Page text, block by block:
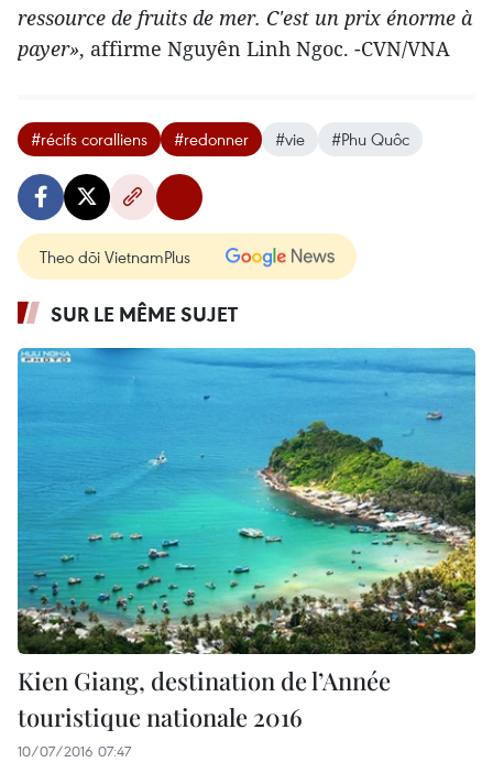
ressource de fruits de mer. C'est un prix énorme à
payer», affirme Nguyên Linh Ngoc. -CVN/VNA
#récifs coralliens #redonner #vie #Phu Quôc
Theo dõi VietnamPlus
SUR LE MÊME SUJET
Kien Giang, destination de l’Année
touristique nationale 2016
10/07/2016 07:47